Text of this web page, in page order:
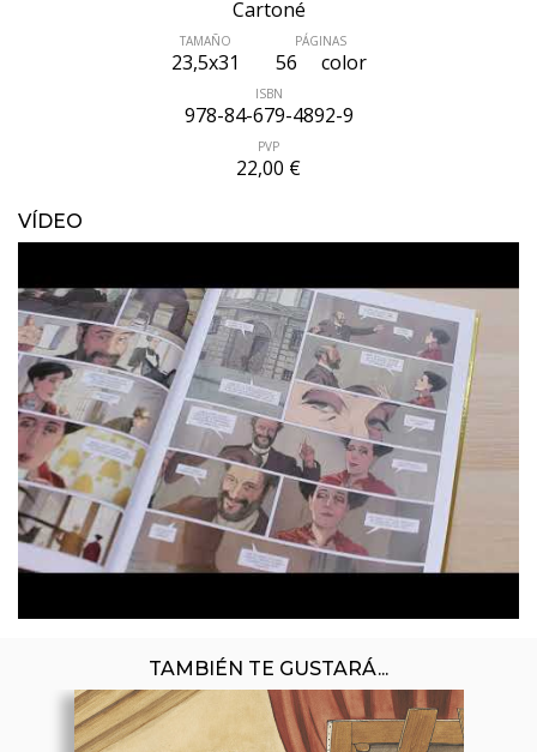
Cartoné
TAMAÑO
23,5x31
PÁGINAS
56 color
ISBN
978-84-679-4892-9
PVP
22,00 €
VÍDEO
TAMBIÉN TE GUSTARÁ...